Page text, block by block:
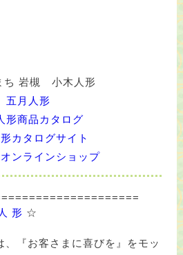
ち 岩槻 小木人形
五月人形
形商品カタログ
カタログサイト
ンラインショップ
形 ☆
お客さまに喜びを』をモッ